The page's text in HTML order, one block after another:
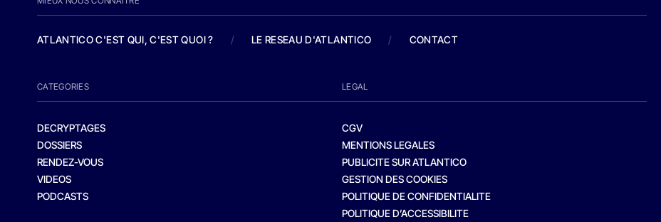
ATLANTICO C'EST QUI, C'EST QUOI ? / LE RESEAU D'ATLANTICO / CONTACT
CATEGORIES
DECRYPTAGES
DOSSIERS
RENDEZ-VOUS
VIDEOS
PODCASTS
LEGAL
CGV
MENTIONS LEGALES
PUBLICITE SUR ATLANTICO
GESTION DES COOKIES
POLITIQUE DE CONFIDENTIALITE
POLITIQUE D’ACCESSIBILITE